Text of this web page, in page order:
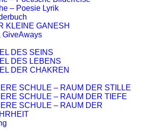
– Poesie Lyrik
KLEINE GANESH
GiveAways
DES SEINS
DES LEBENS
DER CHAKREN
SCHULE – RAUM DER STILLE
SCHULE – RAUM DER TIEFE
SCHULE – RAUM DER